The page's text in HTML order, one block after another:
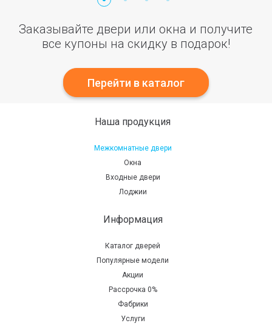
Заказывайте двери или окна и получите
все купоны на скидку в подарок!
Перейти в каталог
Наша продукция
Межкомнатные двери
Окна
Входные двери
Лоджии
Информация
Каталог дверей
Популярные модели
Акции
Рассрочка 0%
Фабрики
Услуги